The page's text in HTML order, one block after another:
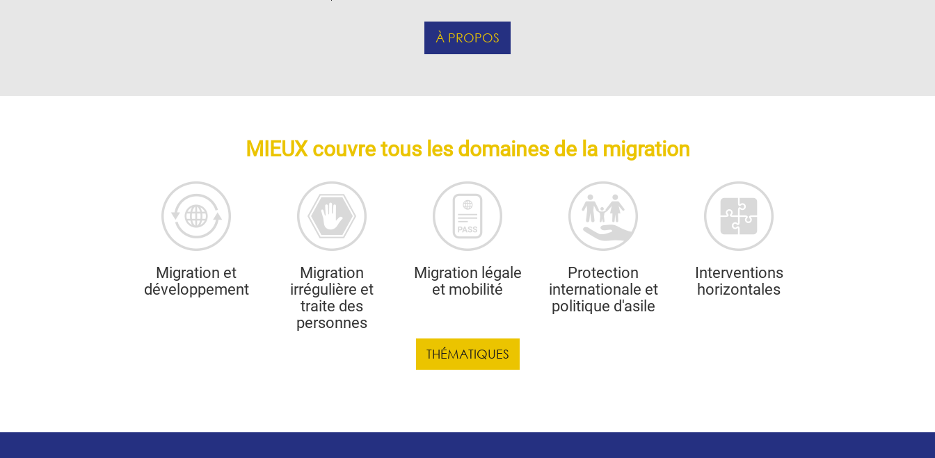
À PROPOS
MIEUX couvre tous les domaines de la migration
Migration et
développement
Migration
irrégulière et
traite des
personnes
Migration légale
et mobilité
Protection
internationale et
politique d'asile
Interventions
horizontales
THÉMATIQUES